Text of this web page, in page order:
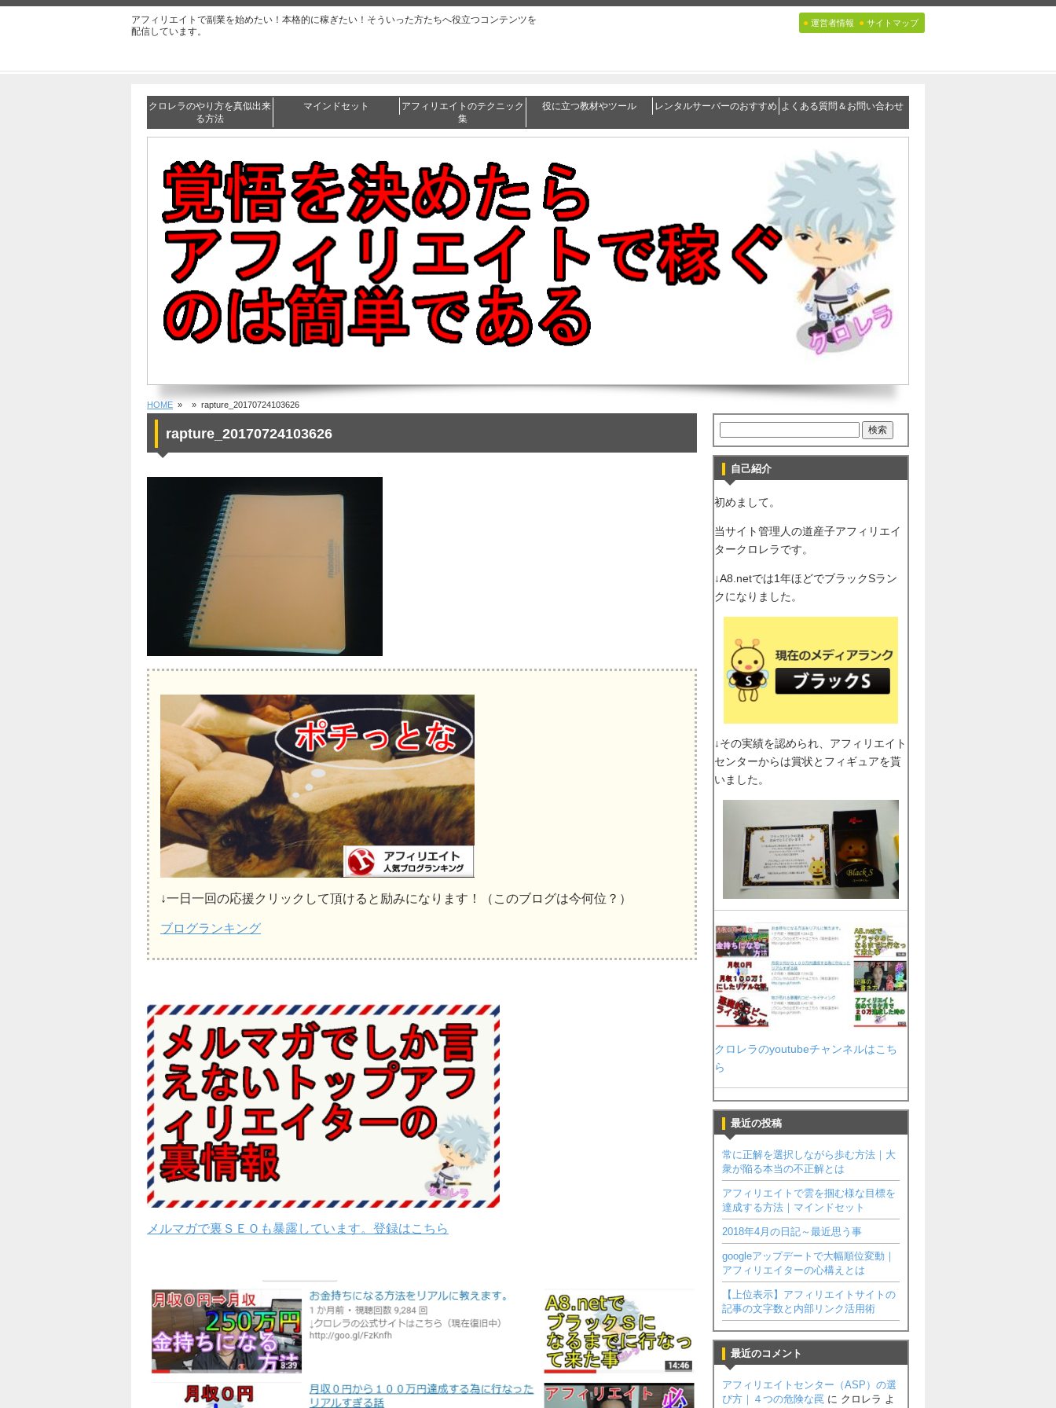
アフィリエイトで副業を始めたい！本格的に稼ぎたい！そういった方たちへ役立つコンテンツを
配信しています。
● 運営者情報 ● サイトマップ
クロレラのやり方を真似出来
る方法
マインドセット
アフィリエイトのテクニック
集
役に立つ教材やツール レンタルサーバーのおすすめ よくある質問＆お問い合わせ
HOME » » rapture_20170724103626
rapture_20170724103626
↓一日一回の応援クリックして頂けると励みになります！（このブログは今何位？）
ブログランキング
メルマガで裏ＳＥＯも暴露しています。登録はこちら
自己紹介
初めまして。
当サイト管理人の道産子アフィリエイ
タークロレラです。
↓A8.netでは1年ほどでブラックSラン
クになりました。
↓その実績を認められ、アフィリエイト
センターからは賞状とフィギュアを貰
いました。
クロレラのyoutubeチャンネルはこち
ら
最近の投稿
常に正解を選択しながら歩む方法｜大
衆が陥る本当の不正解とは
アフィリエイトで雲を掴む様な目標を
達成する方法｜マインドセット
2018年4月の日記～最近思う事
googleアップデートで大幅順位変動｜
アフィリエイターの心構えとは
【上位表示】アフィリエイトサイトの
記事の文字数と内部リンク活用術
最近のコメント
アフィリエイトセンター（ASP）の選
び方｜４つの危険な罠 に クロレラ よ